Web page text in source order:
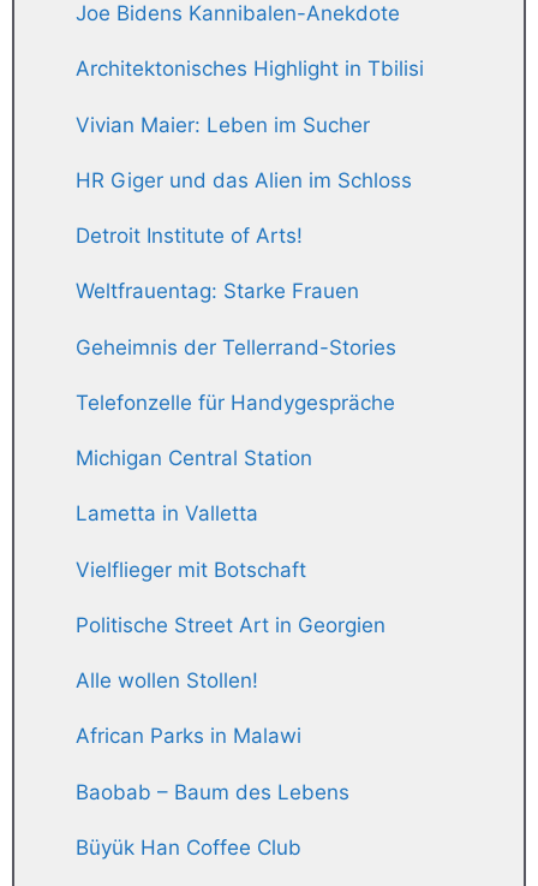
Joe Bidens Kannibalen-Anekdote
Architektonisches Highlight in Tbilisi
Vivian Maier: Leben im Sucher
HR Giger und das Alien im Schloss
Detroit Institute of Arts!
Weltfrauentag: Starke Frauen
Geheimnis der Tellerrand-Stories
Telefonzelle für Handygespräche
Michigan Central Station
Lametta in Valletta
Vielflieger mit Botschaft
Politische Street Art in Georgien
Alle wollen Stollen!
African Parks in Malawi
Baobab – Baum des Lebens
Büyük Han Coffee Club